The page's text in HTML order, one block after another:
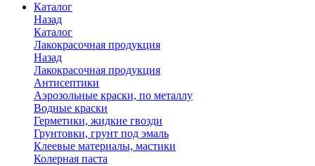
Каталог
Назад
Каталог
Лакокрасочная продукция
Назад
Лакокрасочная продукция
Антисептики
Аэрозольные краски, по металлу
Водные краски
Герметики, жидкие гвозди
Грунтовки, грунт под эмаль
Клеевые материалы, мастики
Колерная паста